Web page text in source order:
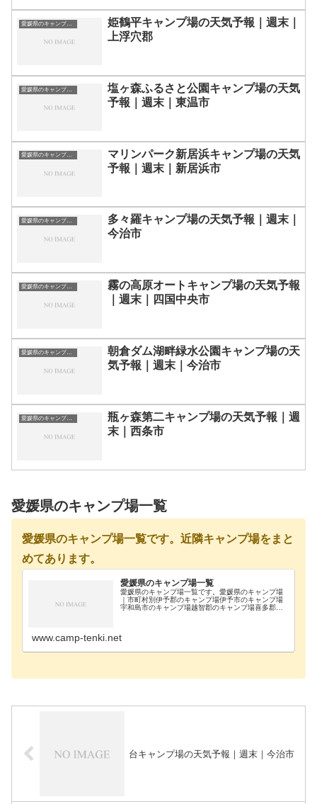
愛媛県のキャンプ場一覧
姫鶴平キャンプ場の天気予報｜週末｜
上浮穴郡
愛媛県のキャンプ場一覧
塩ヶ森ふるさと公園キャンプ場の天気
予報｜週末｜東温市
愛媛県のキャンプ場一覧
マリンパーク新居浜キャンプ場の天気
予報｜週末｜新居浜市
愛媛県のキャンプ場一覧
多々羅キャンプ場の天気予報｜週末｜
今治市
愛媛県のキャンプ場一覧
霧の高原オートキャンプ場の天気予報
｜週末｜四国中央市
愛媛県のキャンプ場一覧
朝倉ダム湖畔緑水公園キャンプ場の天
気予報｜週末｜今治市
愛媛県のキャンプ場一覧
瓶ヶ森第二キャンプ場の天気予報｜週
末｜西条市
愛媛県のキャンプ場一覧
愛媛県のキャンプ場一覧です。近隣キャンプ場をまと
めてあります。
愛媛県のキャンプ場一覧
愛媛県のキャンプ場一覧です。愛媛県のキャンプ場
｜市町村別伊予郡のキャンプ場伊予市のキャンプ場
宇和島市のキャンプ場越智郡のキャンプ場喜多郡の
www.camp-tenki.net
台キャンプ場の天気予報｜週末｜今治市